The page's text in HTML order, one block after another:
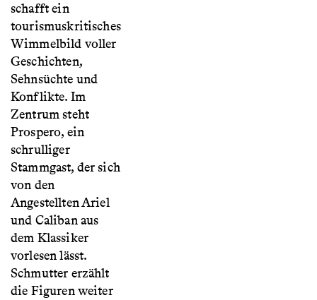
schafft ein
tourismuskritisches
Wimmelbild voller
Geschichten,
Sehnsüchte und
Konflikte. Im
Zentrum steht
Prospero, ein
schrulliger
Stammgast, der sich
von den
Angestellten Ariel
und Caliban aus
dem Klassiker
vorlesen lässt.
Schmutter erzählt
die Figuren weiter